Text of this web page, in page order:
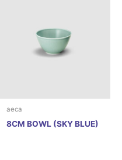
aeca
8CM BOWL (SKY BLUE)